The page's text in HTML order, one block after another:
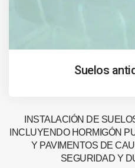
Suelos
INSTALACIÓN DE
INCLUYENDO HORMIGÓN
Y PAVIMENTOS DE
SEGURIDAD Y